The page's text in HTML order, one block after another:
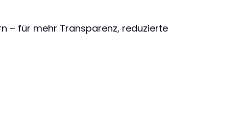
– für mehr Transparenz, reduzierte